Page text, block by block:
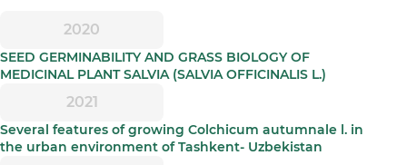
2020
SEED GERMINABILITY AND GRASS BIOLOGY OF
MEDICINAL PLANT SALVIA (SALVIA OFFICINALIS L.)
2021
Several features of growing Colchicum autumnale l. in
the urban environment of Tashkent- Uzbekistan